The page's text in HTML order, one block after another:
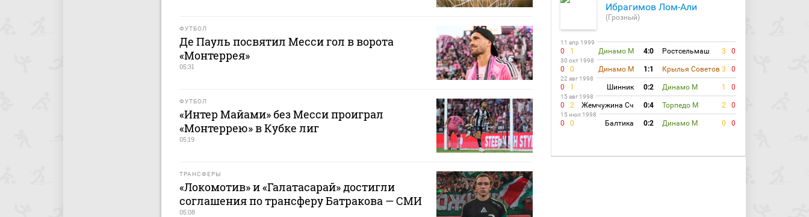
ФУТБОЛ
Де Пауль посвятил Месси гол в ворота
«Монтеррея»
05:31
ФУТБОЛ
«Интер Майами» без Месси проиграл
«Монтеррею» в Кубке лиг
05:19
ТРАНСФЕРЫ
«Локомотив» и «Галатасарай» достигли
соглашения по трансферу Батракова — СМИ
05:08
Ибрагимов Лом-Али
(Грозный)
11 апр 1999
0 1 Динамо М 4:0 Ростсельмаш 3 0
30 окт 1998
0 0 Динамо М 1:1 Крылья Советов 3 0
22 авг 1998
0 1 Шинник 0:2 Динамо М 1 0
15 авг 1998
0 2 Жемчужина Сч 0:4 Торпедо М 2 0
15 июл 1998
0 0 Балтика 0:2 Динамо М 0 0